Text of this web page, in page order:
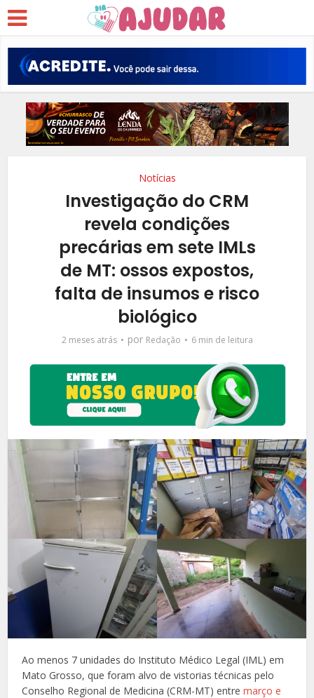
Notícias
Investigação do CRM
revela condições
precárias em sete IMLs
de MT: ossos expostos,
falta de insumos e risco
biológico
2 meses atrás por Redação 6 min de leitura
Ao menos 7 unidades do Instituto Médico Legal (IML) em
Mato Grosso, que foram alvo de vistorias técnicas pelo
Conselho Regional de Medicina (CRM-MT) entremarço e